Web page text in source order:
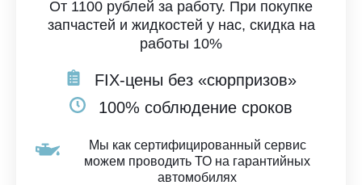
От 1100 рублей за работу. При покупке
запчастей и жидкостей у нас, скидка на
работы 10%
FIX-цены без «сюрпризов»
100% соблюдение сроков
Мы как сертифицированный сервис
можем проводить ТО на гарантийных
автомобилях